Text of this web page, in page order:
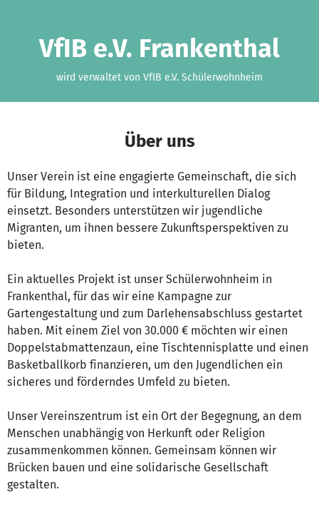
VfIB e.V. Frankenthal
wird verwaltet von VfIB e.V. Schülerwohnheim
Über uns
Unser Verein ist eine engagierte Gemeinschaft, die sich
für Bildung, Integration und interkulturellen Dialog
einsetzt. Besonders unterstützen wir jugendliche
Migranten, um ihnen bessere Zukunftsperspektiven zu
bieten.
Ein aktuelles Projekt ist unser Schülerwohnheim in
Frankenthal, für das wir eine Kampagne zur
Gartengestaltung und zum Darlehensabschluss gestartet
haben. Mit einem Ziel von 30.000 € möchten wir einen
Doppelstabmattenzaun, eine Tischtennisplatte und einen
Basketballkorb finanzieren, um den Jugendlichen ein
sicheres und förderndes Umfeld zu bieten.
Unser Vereinszentrum ist ein Ort der Begegnung, an dem
Menschen unabhängig von Herkunft oder Religion
zusammenkommen können. Gemeinsam können wir
Brücken bauen und eine solidarische Gesellschaft
gestalten.